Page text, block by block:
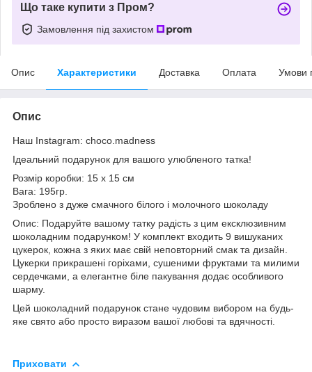
Що таке купити з Пром?
Замовлення під захистом
Опис Характеристики Доставка Оплата Умови
Опис
Наш Instagram: choco.madness
Ідеальний подарунок для вашого улюбленого татка!
Розмір коробки: 15 х 15 см
Вага: 195гр.
Зроблено з дуже смачного білого і молочного шоколаду
Опис: Подаруйте вашому татку радість з цим ексклюзивним
шоколадним подарунком! У комплект входить 9 вишуканих
цукерок, кожна з яких має свій неповторний смак та дизайн.
Цукерки прикрашені горіхами, сушеними фруктами та милими
сердечками, а елегантне біле пакування додає особливого
шарму.
Цей шоколадний подарунок стане чудовим вибором на будь-
яке свято або просто виразом вашої любові та вдячності.
Приховати